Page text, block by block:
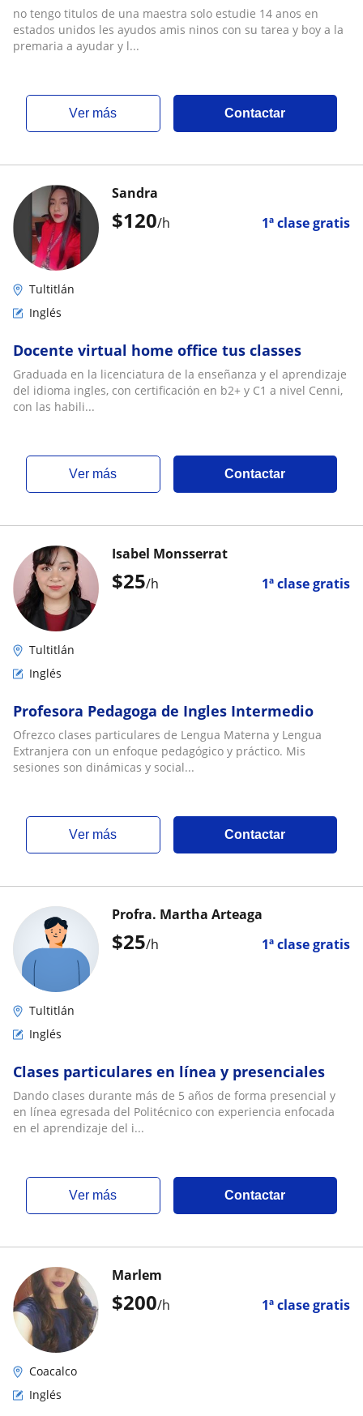
no tengo titulos de una maestra solo estudie 14 anos en
estados unidos les ayudos amis ninos con su tarea y boy a la
premaria a ayudar y l...
ver más Contactar
$120/h 1ª clase gratis
Sandra
Tultitlán
Inglés
Docente virtual home office tus classes
Graduada en la licenciatura de la enseñanza y el aprendizaje
del idioma ingles, con certificación en b2+ y C1 a nivel Cenni,
con las habili...
ver más Contactar
$25/h 1ª clase gratis
Isabel Monsserrat
Tultitlán
Inglés
Profesora Pedagoga de Ingles Intermedio
Ofrezco clases particulares de Lengua Materna y Lengua
Extranjera con un enfoque pedagógico y práctico. Mis
sesiones son dinámicas y social...
ver más Contactar
$25/h 1ª clase gratis
Profra. Martha Arteaga
Tultitlán
Inglés
Clases particulares en línea y presenciales
Dando clases durante más de 5 años de forma presencial y
en línea egresada del Politécnico con experiencia enfocada
en el aprendizaje del i...
ver más Contactar
$200/h 1ª clase gratis
Marlem
Coacalco
Inglés